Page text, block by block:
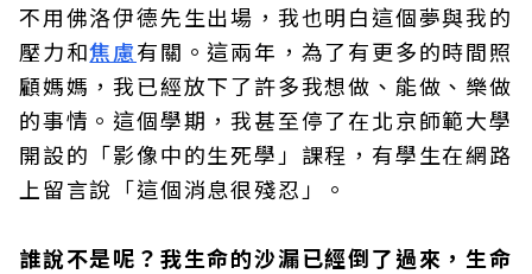
不用佛洛伊德先生出場，我也明白這個夢與我的
壓力和焦慮有關。這兩年，為了有更多的時間照
顧媽媽，我已經放下了許多我想做、能做、樂做
的事情。這個學期，我甚至停了在北京師範大學
開設的「影像中的生死學」課程，有學生在網路
上留言說「這個消息很殘忍」。
誰說不是呢？我生命的沙漏已經倒了過來，生命